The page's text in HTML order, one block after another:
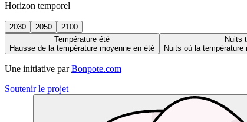
Horizon temporel
2030 2050
2100
Température été
Hausse de la température moyenne en été
Nuits
Nuits où la température
Une initiative par Bonpote.com
Soutenir le projet